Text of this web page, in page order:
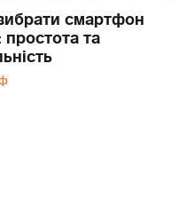
смартфон
простота та